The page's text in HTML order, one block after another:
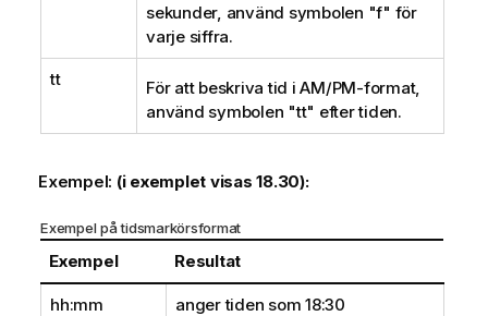
sekunder, använd symbolen "f" för
varje siffra.
tt
För att beskriva tid i AM/PM-format,
använd symbolen "tt" efter tiden.
Exempel: (i exemplet visas 18.30):
Exempel på tidsmarkörsformat
Exempel Resultat
hh:mm anger tiden som 18:30